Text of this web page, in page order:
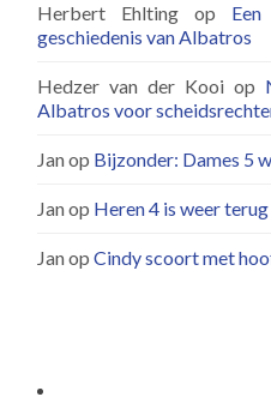
Herbert Ehlting op
geschiedenis van Albatros
Hedzer van der Kooi op
Albatros voor
Janop Bijzonder: Dames 5
Janop Heren 4 is weer terug
JanopCindy scoort met